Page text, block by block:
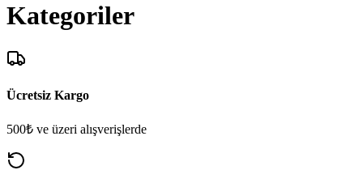
Kategoriler
Ücretsiz Kargo
500₺ ve üzeri alışverişlerde